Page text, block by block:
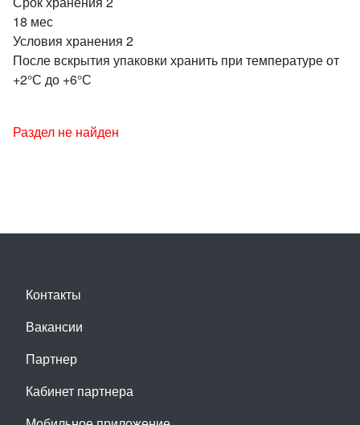
18 мес
Условия хранения 2
После вскрытия упаковки хранить при температуре от
+2°С до +6°С
Раздел не найден
Контакты
Вакансии
Партнер
Кабинет партнера